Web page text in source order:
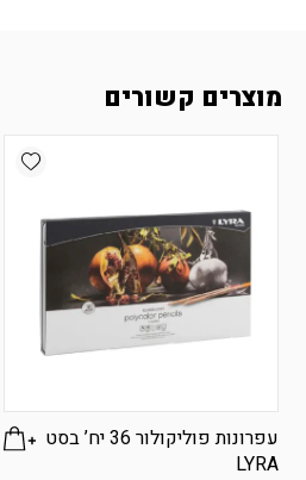
מוצרים קשורים
עפרונות פוליקולור 36 יח’ בסט
LYRA